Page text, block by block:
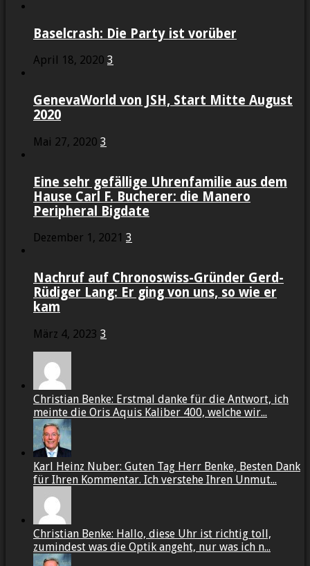
Baselcrash: Die Party ist vorüber
April 18, 2020 3
GenevaWorld von JSH, Start Mitte August
2020
Mai 27, 2020 3
Eine sehr gefällige Uhrenfamilie aus dem
Hause Carl F. Bucherer: die Manero
Peripheral Bigdate
Dezember 1, 2021 3
Nachruf auf Chronoswiss-Gründer Gerd-
Rüdiger Lang: Er ging von uns, so wie er
kam
März 4, 2023 3
Christian Benke: Erstmal danke für die Antwort, ich
meinte die Oris Aquis Kaliber 400, welche wir...
Karl Heinz Nuber: Guten Tag Herr Benke, Besten Dank
für Ihren Kommentar. Ich verstehe Ihren Unmut...
Christian Benke: Hallo, diese Uhr ist richtig toll,
zumindest was die Optik angeht, nur was ich n...